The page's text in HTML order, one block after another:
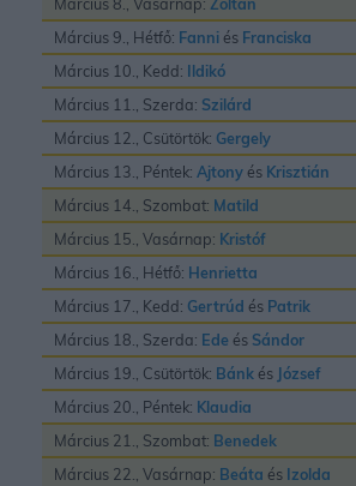
Március 9., Hétfő: Fanni és Franciska
Március 10., Kedd: Ildikó
Március 11., Szerda: Szilárd
Március 12., Csütörtök: Gergely
Március 13., Péntek: Ajtony és Krisztián
Március 14., Szombat: Matild
Március 15., Vasárnap: Kristóf
Március 16., Hétfő: Henrietta
Március 17., Kedd: Gertrúd és Patrik
Március 18., Szerda: Ede és Sándor
Március 19., Csütörtök: Bánk és József
Március 20., Péntek: Klaudia
Március 21., Szombat: Benedek
Március 22., Vasárnap: Beáta és Izolda